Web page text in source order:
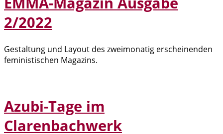
2/2022
Gestaltung und Layout des zweimonatig erscheinenden
feministischen Magazins.
Azubi-Tage im
Clarenbachwerk